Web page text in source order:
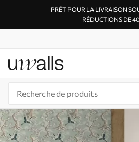
PRÊT POUR LA LIVRAISON
RÉDUCTIONS DE